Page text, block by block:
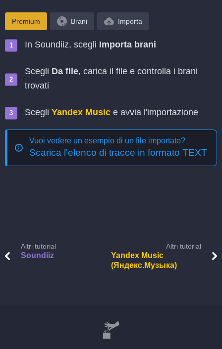
Premium Brani Importa
In Soundiiz, scegli Importa brani
Scegli Da file, carica il file e controlla i brani
trovati
Scegli Yandex Music e avvia l'importazione
Vuoi vedere un esempio di un file importato?
Scarica l'elenco di tracce in formato TEXT
Altri tutorial
Soundiiz
Altri tutorial
Yandex Music
(Яндекс.Музыка)